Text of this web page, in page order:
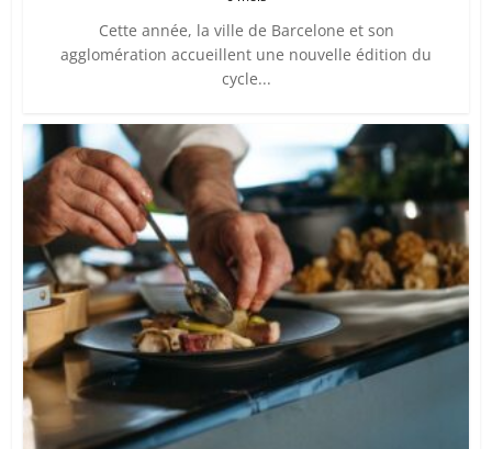
Cette année, la ville de Barcelone et son
agglomération accueillent une nouvelle édition du
cycle...